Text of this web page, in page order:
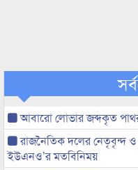
আবারো লোভার জব্দকৃত পাথর
রাজনৈতিক দলের নেতৃবৃন্দ
ইউএনও’র মতবিনিময়